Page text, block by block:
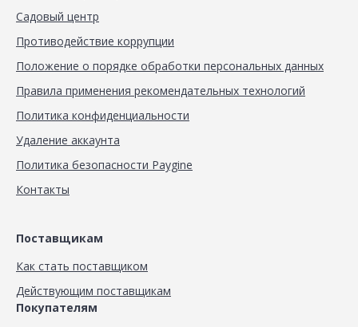
Садовый центр
Противодействие коррупции
Положение о порядке обработки персональных данных
Правила применения рекомендательных технологий
Политика конфиденциальности
Удаление аккаунта
Политика безопасности Paygine
Контакты
Поставщикам
Как стать поставщиком
Действующим поставщикам
Покупателям